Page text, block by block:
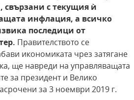
свързани с текущия ѝ
инфлация, а всичко
последици от
Правителството се
икономиката чрез затягане
ще навреди на управляващата
за президент и Велико
за 3 ноември 2019 г.